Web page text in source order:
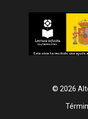
© 2026